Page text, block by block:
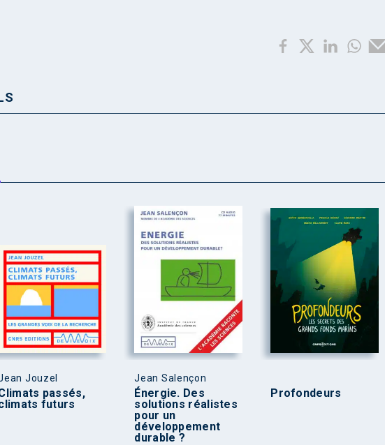
Jouzel
passés,
futurs
Jean Salençon
Énergie. Des
solutions réalistes
pour un
développement
durable ?
Profondeurs